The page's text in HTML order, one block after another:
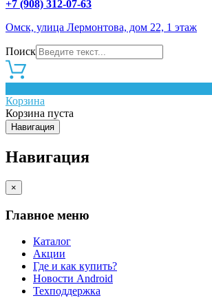
+7 (908) 312-07-63
Омск, улица Лермонтова, дом 22, 1 этаж
Поиск
Корзина
Корзина пуста
Навигация
Навигация
×
Главное меню
Каталог
Акции
Где и как купить?
Новости Android
Техподдержка